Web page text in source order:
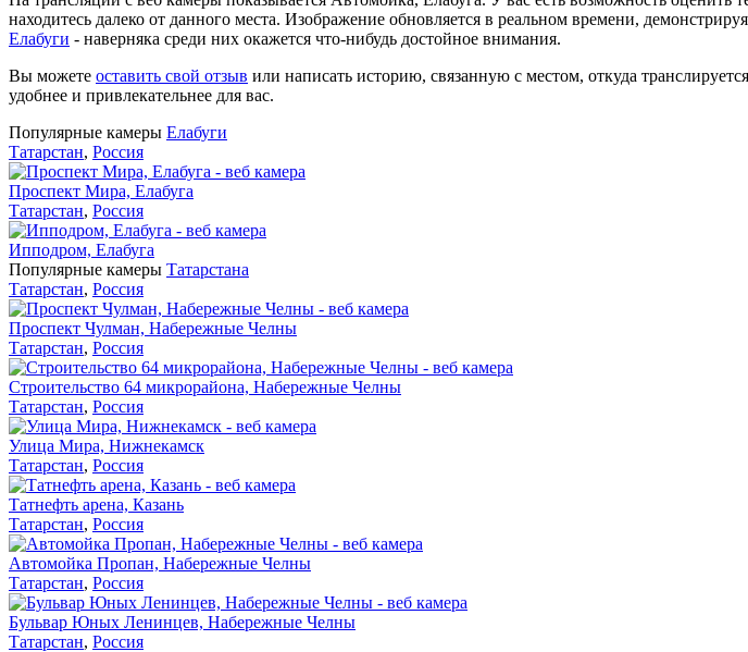
находитесь далеко от данного места. Изображение обновляется в реальном времени,
Елабуги - наверняка среди них окажется что-нибудь достойное внимания.
Вы можете оставить свой отзыв или написать историю, связанную с местом, откуда
удобнее и привлекательнее для вас.
Популярные камеры Елабуги
Татарстан, Россия
Проспект Мира, Елабуга
Татарстан, Россия
Ипподром, Елабуга
Популярные камеры Татарстана
Татарстан, Россия
Проспект Чулман, Набережные Челны
Татарстан, Россия
Строительство 64 микрорайона, Набережные Челны
Татарстан, Россия
Улица Мира, Нижнекамск
Татарстан, Россия
Татнефть арена, Казань
Татарстан, Россия
Автомойка Пропан, Набережные Челны
Татарстан, Россия
Бульвар Юных Ленинцев, Набережные Челны
Татарстан, Россия